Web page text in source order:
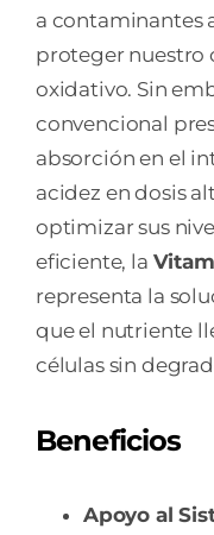
a contaminantes
proteger nuestro
oxidativo. Sin
convencional
absorción en el
acidez en dosis
optimizar sus
eficiente, la
representa la
que el nutriente
células sin
Beneficios
Apoyo al